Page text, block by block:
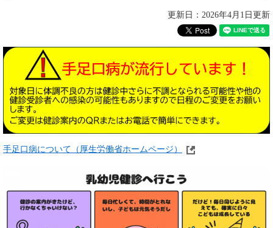
更新日：2026年4月1日更新
手足口病について（厚生労働省ホームページ）